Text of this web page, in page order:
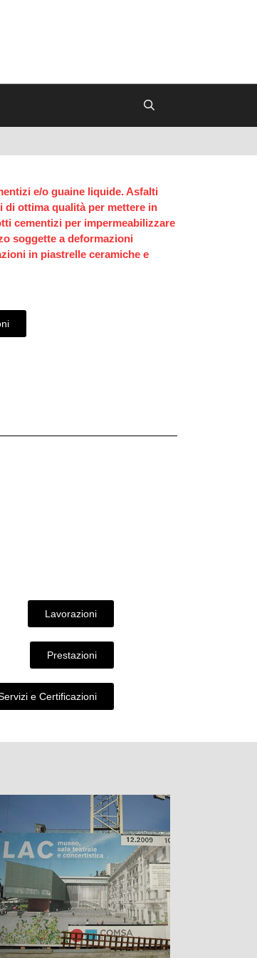
e/o guaine liquide. Asfalti
di ottima qualità per mettere in
cementizi per impermeabilizzare
soggette a deformazioni
in piastrelle ceramiche e
Lavorazioni
Prestazioni
e Certificazioni